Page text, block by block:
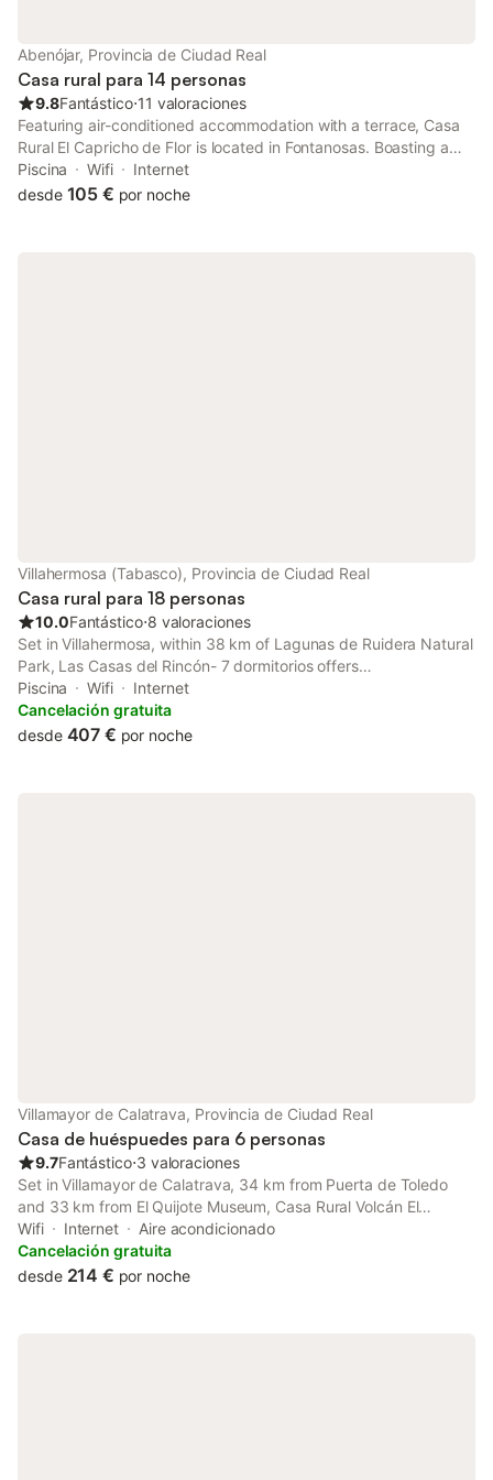
facilitando el acceso a servicios locales. La sala de juegos, con
billar, ping-pong y dardos, ofrece entretenimiento, mientras que
la cocina compartida y la z
Abenójar, Provincia de Ciudad Real
Casa rural para 14 personas
9.8Fantástico⋅11 valoraciones
Featuring air-conditioned accommodation with a terrace, Casa
Rural El Capricho de Flor is located in Fontanosas. Boasting a
24-hour front desk, this property also provides guests with a
year-round outdoor pool.
Piscina Wifi
Internet
desde 105 € por noche
Villahermosa (Tabasco), Provincia de Ciudad Real
Casa rural para 18 personas
10.0Fantástico⋅8 valoraciones
Set in Villahermosa, within 38 km of Lagunas de Ruidera Natural
Park, Las Casas del Rincón- 7 dormitorios offers
accommodation with free WiFi, air conditioning and a seasonal
outdoor swimming pool.
Piscina Wifi
Internet
Cancelación gratuita
desde 407 € por noche
Villamayor de Calatrava, Provincia de Ciudad Real
Casa de huéspuedes para 6 personas
9.7Fantástico⋅3 valoraciones
Set in Villamayor de Calatrava, 34 km from Puerta de Toledo
and 33 km from El Quijote Museum, Casa Rural Volcán El
Morrón. Villamayor de Cva. Offers air-conditioned
accommodation with a balcony and free WiFi.
Wifi Internet
Aire acondicionado
Cancelación gratuita
desde 214 € por noche